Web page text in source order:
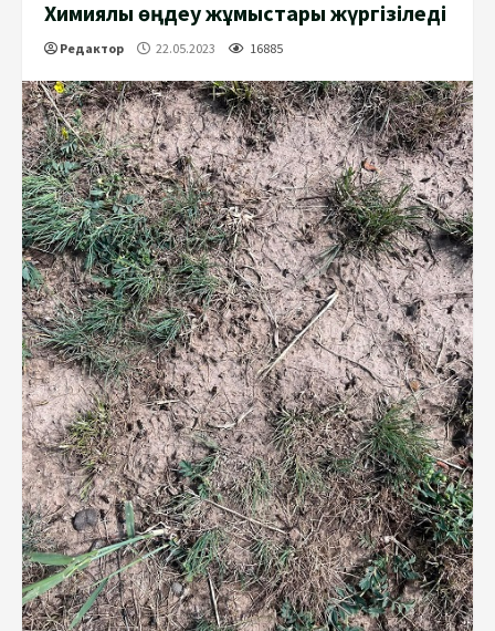
Химиялық өңдеу жұмыстары жүргізіледі
Редактор 22.05.2023 16885